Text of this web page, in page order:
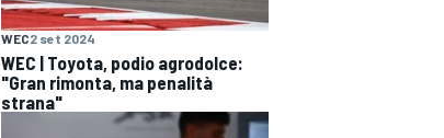
WEC2 set 2024
WEC | Toyota, podio agrodolce:
"Gran rimonta, ma penalità
strana"